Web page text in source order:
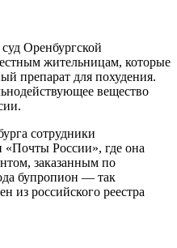
Оренбургской
жительницам, которые
препарат для похудения.
вещество
сотрудники
«Почты России», где она
заказанным по
бупропион — так
из российского реестра